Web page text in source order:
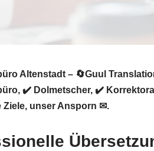
Altenstadt – 🔄Guul
✔️ Dolmetscher, ✔️
Ziele, unser Ansporn ✉.